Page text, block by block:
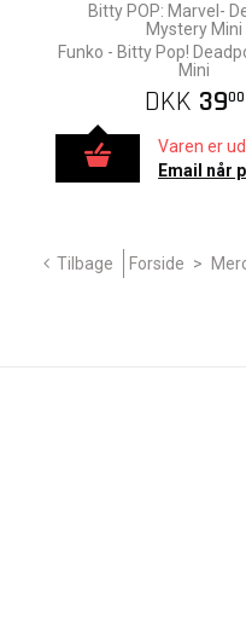
Bitty POP: Marvel-
Mystery Mini
Funko - Bitty Pop!
Mini
DKK 3900
Varen er
Email når
Tilbage Forside >